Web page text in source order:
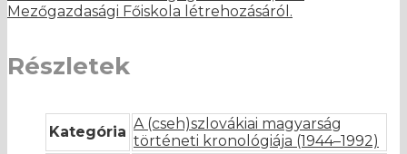
Mezőgazdasági Főiskola létrehozásáról.
Részletek
Kategória A (cseh)szlovákiai magyarság
történeti kronológiája (1944–1992)